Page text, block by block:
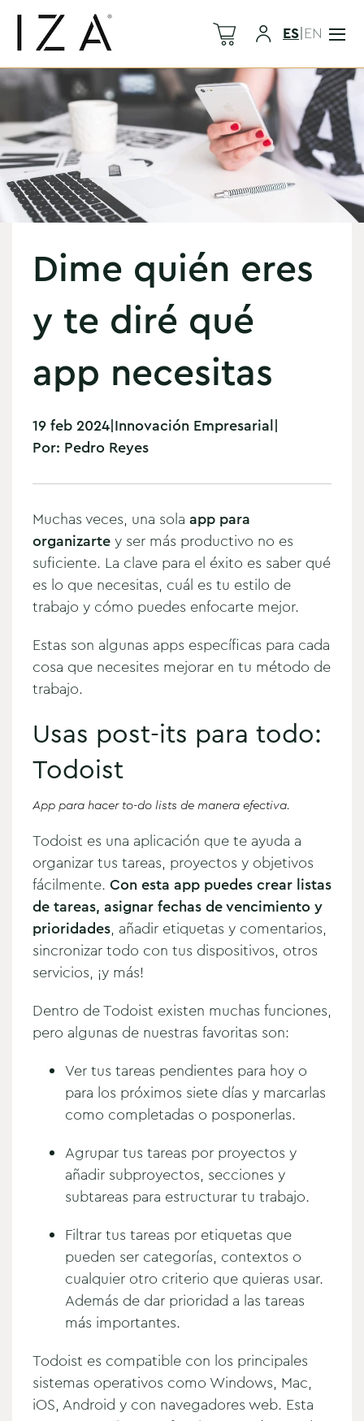
ES|EN
Dime quién eres
y te diré qué
app necesitas
19 feb 2024|Innovación Empresarial|
Por: Pedro Reyes
Muchas veces, una sola app para
organizartey ser más productivo no es
suficiente. La clave para el éxito es saber qué
es lo que necesitas, cuál es tu estilo de
trabajo y cómo puedes enfocarte mejor.
Estas son algunas apps específicas para cada
cosa que necesites mejorar en tu método de
trabajo.
Usas post-its para todo:
Todoist
App para hacer to-do lists de manera efectiva.
Todoist es una aplicación que te ayuda a
organizar tus tareas, proyectos y objetivos
fácilmente. Con esta app puedes crear listas
de tareas, asignar fechas de vencimiento y
prioridades, añadir etiquetas y comentarios,
sincronizar todo con tus dispositivos, otros
servicios, ¡y más!
Dentro de Todoist existen muchas funciones,
pero algunas de nuestras favoritas son:
Ver tus tareas pendientes para hoy o
para los próximos siete días y marcarlas
como completadas o posponerlas.
Agrupar tus tareas por proyectos y
añadir subproyectos, secciones y
subtareas para estructurar tu trabajo.
Filtrar tus tareas por etiquetas que
pueden ser categorías, contextos o
cualquier otro criterio que quieras usar.
Además de dar prioridad a las tareas
más importantes.
Todoist es compatible con los principales
sistemas operativos como Windows, Mac,
iOS, Android y con navegadores web. Esta